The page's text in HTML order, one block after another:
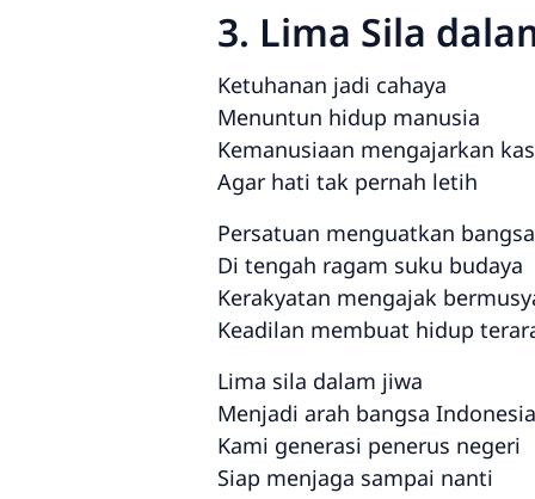
3. Lima Sila
Ketuhanan jadi cahaya
Menuntun hidup manusia
Kemanusiaan mengajarkan
Agar hati tak pernah letih
Persatuan menguatkan bangsa
Di tengah ragam suku budaya
Kerakyatan mengajak
Keadilan membuat hidup
Lima sila dalam jiwa
Menjadi arah bangsa Indonesia
Kami generasi penerus negeri
Siap menjaga sampai nanti